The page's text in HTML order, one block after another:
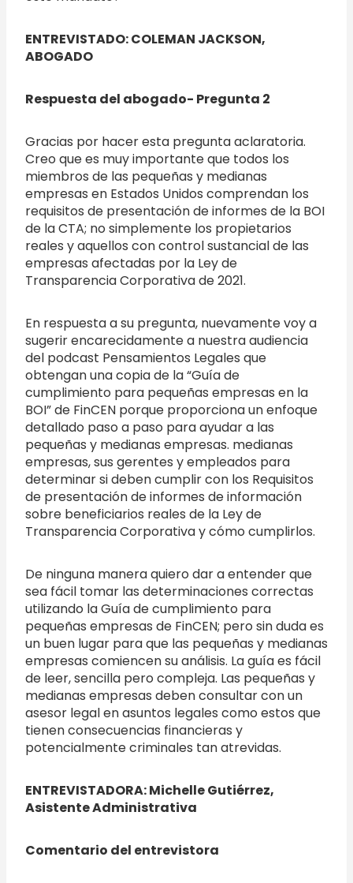
ENTREVISTADO: COLEMAN JACKSON,
ABOGADO
Respuesta del abogado- Pregunta 2
Gracias por hacer esta pregunta aclaratoria.
Creo que es muy importante que todos los
miembros de las pequeñas y medianas
empresas en Estados Unidos comprendan los
requisitos de presentación de informes de la BOI
de la CTA; no simplemente los propietarios
reales y aquellos con control sustancial de las
empresas afectadas por la Ley de
Transparencia Corporativa de 2021.
En respuesta a su pregunta, nuevamente voy a
sugerir encarecidamente a nuestra audiencia
del podcast Pensamientos Legales que
obtengan una copia de la “Guía de
cumplimiento para pequeñas empresas en la
BOI” de FinCEN porque proporciona un enfoque
detallado paso a paso para ayudar a las
pequeñas y medianas empresas. medianas
empresas, sus gerentes y empleados para
determinar si deben cumplir con los Requisitos
de presentación de informes de información
sobre beneficiarios reales de la Ley de
Transparencia Corporativa y cómo cumplirlos.
De ninguna manera quiero dar a entender que
sea fácil tomar las determinaciones correctas
utilizando la Guía de cumplimiento para
pequeñas empresas de FinCEN; pero sin duda es
un buen lugar para que las pequeñas y medianas
empresas comiencen su análisis. La guía es fácil
de leer, sencilla pero compleja. Las pequeñas y
medianas empresas deben consultar con un
asesor legal en asuntos legales como estos que
tienen consecuencias financieras y
potencialmente criminales tan atrevidas.
ENTREVISTADORA: Michelle Gutiérrez,
Asistente Administrativa
Comentario del entrevistora